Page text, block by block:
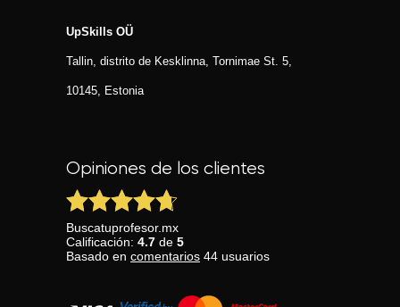
UpSkills OÜ
Tallin, distrito de Kesklinna, Tornimаe St. 5,
10145, Estonia
Opiniones de los clientes
Buscatuprofesor.mx
Calificación: 4.7 de 5
Basado en comentarios 44 usuarios